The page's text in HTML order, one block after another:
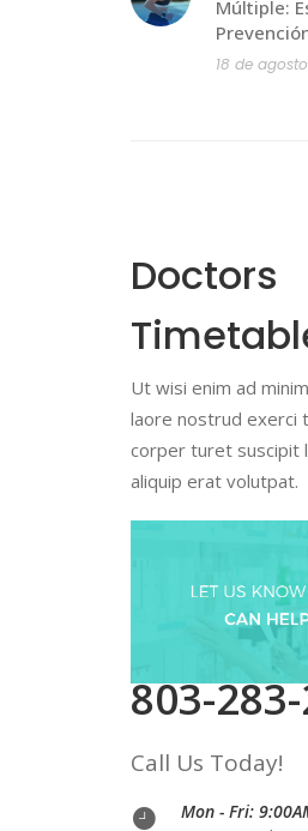
Múltiple:
18 de
Doctors
Ut wisi enim ad
laore nostrud exerci
corper turet suscipit
aliquip erat volutpat.
803-
Call Us Today!
Mon - Fri: